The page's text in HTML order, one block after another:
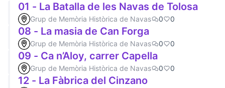
01 - La Batalla de les Navas de Tolosa
Grup de Memòria Històrica de Navas 0 0
08 - La masia de Can Forga
Grup de Memòria Històrica de Navas 0 0
09 - Ca n’Aloy, carrer Capella
Grup de Memòria Històrica de Navas 0 0
12 - La Fàbrica del Cinzano